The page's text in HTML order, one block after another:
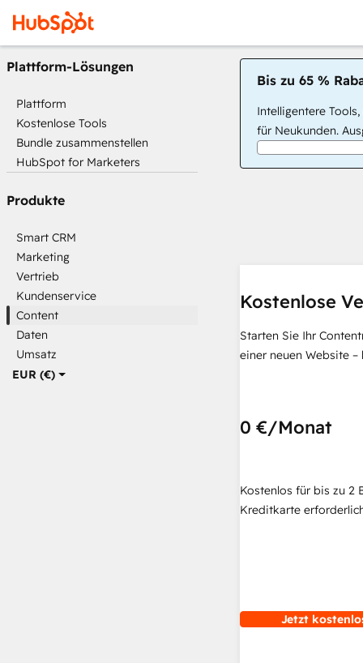
EUR (€)
Plattform-Lösungen
Plattform
Kostenlose Tools
Bundle zusammenstellen
HubSpot for Marketers
Produkte
Smart CRM
Marketing
Vertrieb
Kundenservice
Content
Daten
Umsatz
Bis zu 65 %
Intelligentere
für Neukunden.
Kostenlose
Starten Sie Ihr
einer neuen Website –
0 €/Monat
Kostenlos für bis zu 2
Kreditkarte
Jetzt